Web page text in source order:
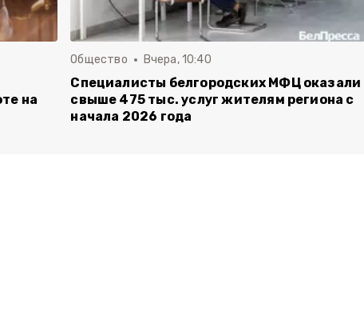
на
Общество Вчера, 10:40
Специалисты белгородских МФЦ оказали
свыше 475 тыс. услуг жителям региона с
начала 2026 года